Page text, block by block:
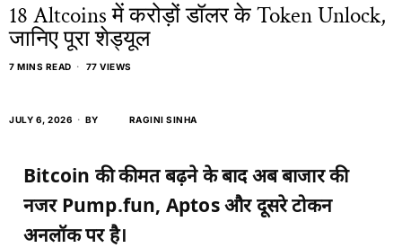
18 Altcoins में करोड़ों डॉलर के Token Unlock,
जानिए पूरा शेड्यूल
7 MINS READ 77 VIEWS
JULY 6, 2026 BY RAGINI SINHA
Bitcoin की कीमत बढ़ने के बाद अब बाजार की
नजर Pump.fun, Aptos और दूसरे टोकन
अनलॉक पर है।